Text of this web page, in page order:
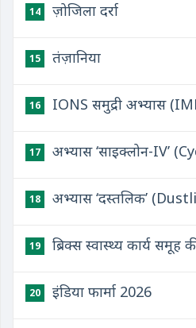
14 ज़ोजिला दर्रा
15 तंज़ानिया
16 IONS समुद्री अभ्यास
17 अभ्यास ‘साइक्लोन-IV’
18 अभ्यास ‘दस्तलिक’
19 ब्रिक्स स्वास्थ्य कार्य
20 इंडिया फार्मा 2026